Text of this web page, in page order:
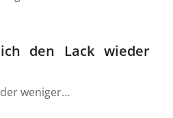
den Lack wieder
weniger…